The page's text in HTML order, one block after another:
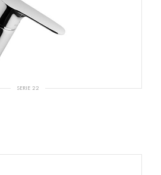
SERIE 22